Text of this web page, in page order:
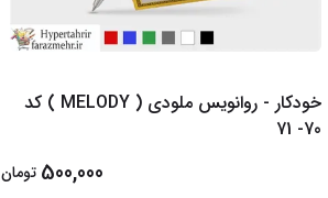
خودکار - روانویس ملودی ( MELODY ) کد
70- 71
500,000 تومان